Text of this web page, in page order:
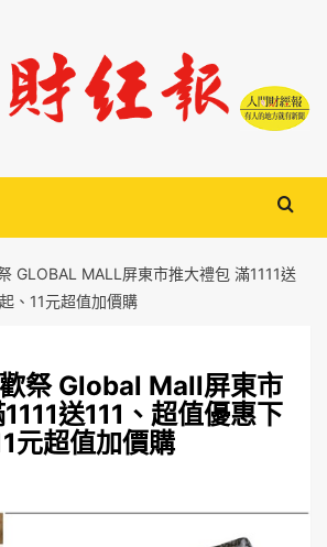
GLOBAL MALL屏東市推大禮包 滿1111送
、11元超值加價購
祭 Global Mall屏東市
送111、超值優惠下
元超值加價購